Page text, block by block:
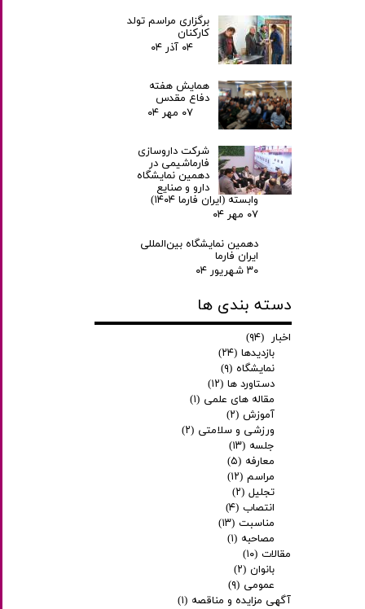
برگزاری مراسم تولد
کارکنان
۰۴ آذر ۰۴
همایش هفته
دفاع مقدس
۰۷ مهر ۰۴
شرکت داروسازی
فارماشیمی در
دهمین نمایشگاه
دارو و صنایع
وابسته (ایران فارما ۱۴۰۴)
۰۷ مهر ۰۴
دهمین نمایشگاه بین‌المللی
ایران فارما
۳۰ شهریور ۰۴
دسته بندی ها
اخبار (۹۴)
بازدیدها (۲۴)
نمایشگاه (۹)
دستاورد ها (۱۲)
مقاله های علمی (۱)
آموزش (۲)
ورزشی و سلامتی (۲)
جلسه (۱۳)
معارفه (۵)
مراسم (۱۲)
تجلیل (۲)
انتصاب (۴)
مناسبت (۱۳)
مصاحبه (۱)
مقالات (۱۰)
بانوان (۲)
عمومی (۹)
آگهی مزایده و مناقصه (۱)